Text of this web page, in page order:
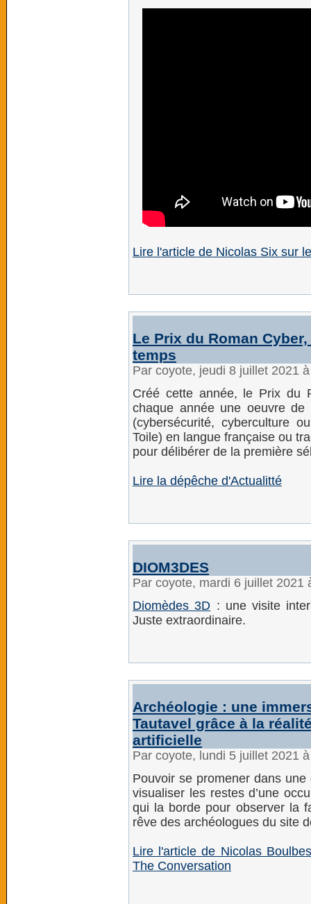
Lire l'article de Nicolas Six sur
Le Prix du Roman
temps
Par coyote, jeudi 8 juillet 2021
Créé cette année, le Prix du
chaque année une oeuvre
(cybersécurité, cyberculture
Toile) en langue française ou
pour délibérer de la première
Lire la dépêche d'Actualitté
DIOM3DES
Par coyote, mardi 6 juillet 2021
Diomèdes 3D : une visite
Juste extraordinaire.
Archéologie : une
Tautavel grâce à la
artificielle
Par coyote, lundi 5 juillet 2021
Pouvoir se promener dans
visualiser les restes d’une
qui la borde pour observer la
rêve des archéologues du site
Lire l'article de Nicolas
The Conversation